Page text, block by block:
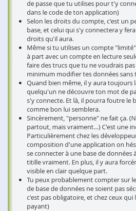
de passe que tu utilises pour t'y
dans le code de ton application)
Selon les droits du compte, c'est un
base, et celui qui s'y connectera y
droits qu'il aura.
Même si tu utilises un compte
à part avec un compte en lecture
faire des trucs que tu ne voudrais
minimum modifier tes données
Quand bien même, il y aura toujours
quelqu'un ne découvre ton mot de
s'y connecte. Et là, il pourra foutre le
comme bon lui semblera.
Sincèrement, "personne" ne fait ça.
partout, mais vraiment…) C'est une
Particulièrement chez les
composition d'une application on
se connecter à une base de données
titille vraiment. En plus, il y aura
visible en clair quelque part.
Tu peux probablement compter sur
de base de données ne soient pas
c'est pas obligatoire, et chez ceux
payant)